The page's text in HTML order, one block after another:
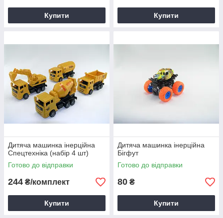
Купити Купити
Дитяча машинка інерційна
Спецтехніка (набір 4 шт)
Готово до відправки
244 ₴/комплект
Купити
Дитяча машинка інерційна
Бігфут
Готово до відправки
80 ₴
Купити